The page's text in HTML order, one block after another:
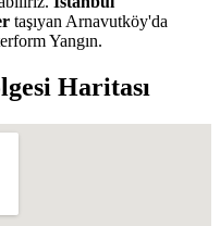
taşıyan Arnavutköy'da
Yangın.
Haritası